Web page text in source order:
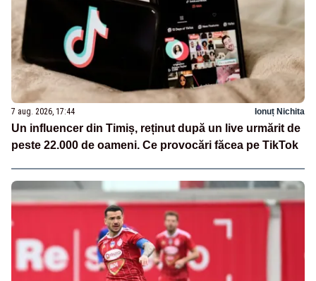
7 aug. 2026, 17:44 Ionuț Nichita
Un influencer din Timiș, reținut după un live urmărit de
peste 22.000 de oameni. Ce provocări făcea pe TikTok